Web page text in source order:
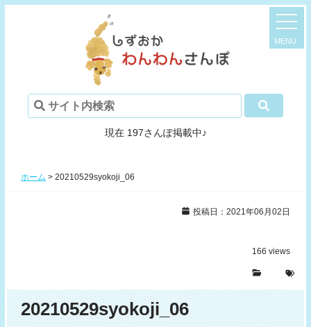
現在 197さんぽ掲載中♪
ホーム > 20210529syokoji_06
投稿日：2021年06月02日
166 views
20210529syokoji_06